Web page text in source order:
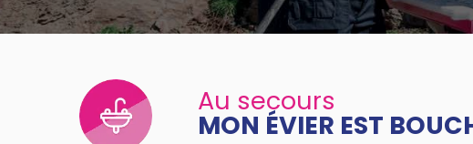
Au secours
MON ÉVIER EST